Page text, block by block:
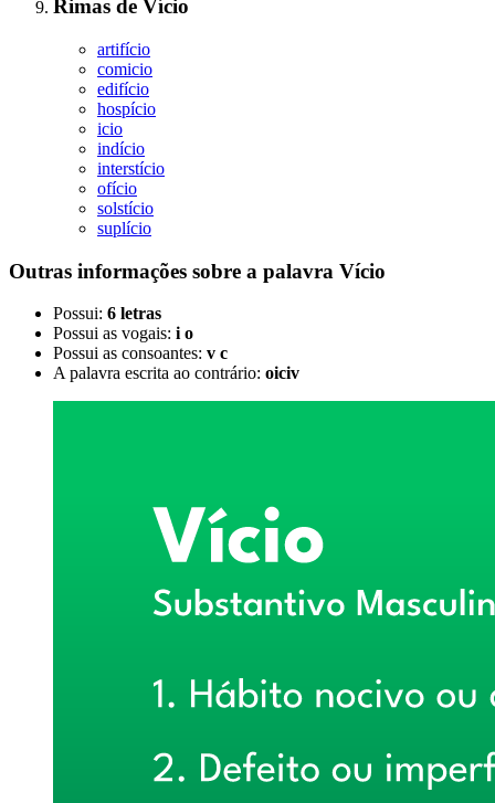
Rimas de Vício
artifício
comicio
edifício
hospício
icio
indício
interstício
ofício
solstício
suplício
Outras informações sobre a palavra Vício
Possui: 6 letras
Possui as vogais: i o
Possui as consoantes: v c
A palavra escrita ao contrário: oiciv